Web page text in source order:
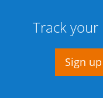
Track your
Sign